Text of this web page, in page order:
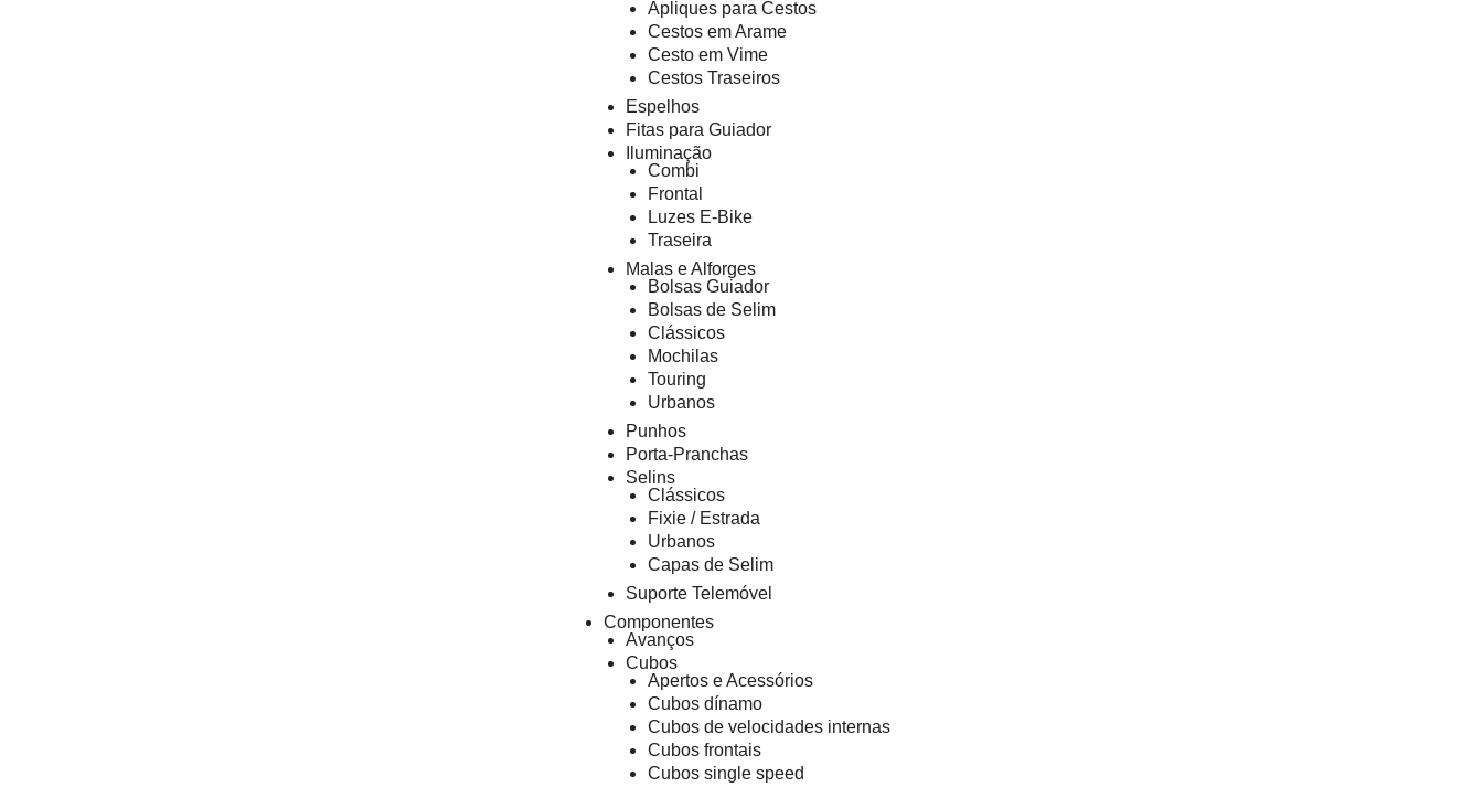
Apliques para Cestos
Cestos em Arame
Cesto em Vime
Cestos Traseiros
Espelhos
Fitas para Guiador
Iluminação
Combi
Frontal
Luzes E-Bike
Traseira
Malas e Alforges
Bolsas Guiador
Bolsas de Selim
Clássicos
Mochilas
Touring
Urbanos
Punhos
Porta-Pranchas
Selins
Clássicos
Fixie / Estrada
Urbanos
Capas de Selim
Suporte Telemóvel
Componentes
Avanços
Cubos
Apertos e Acessórios
Cubos dínamo
Cubos de velocidades internas
Cubos frontais
Cubos single speed